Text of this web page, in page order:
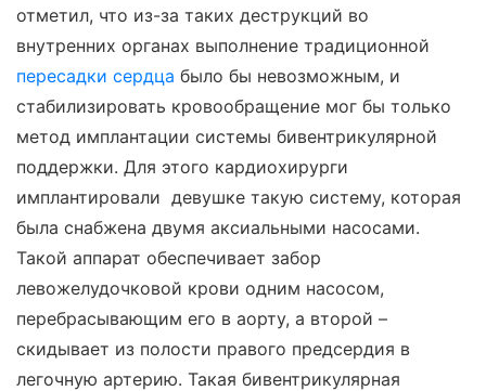
отметил, что из-за таких деструкций во
внутренних органах выполнение традиционной
пересадки сердца было бы невозможным, и
стабилизировать кровообращение мог бы только
метод имплантации системы бивентрикулярной
поддержки. Для этого кардиохирурги
имплантировали девушке такую систему, которая
была снабжена двумя аксиальными насосами.
Такой аппарат обеспечивает забор
левожелудочковой крови одним насосом,
перебрасывающим его в аорту, а второй –
скидывает из полости правого предсердия в
легочную артерию. Такая бивентрикулярная